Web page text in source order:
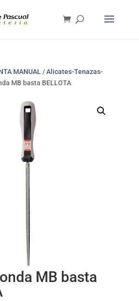
MANUAL /Alicates-Tenazas-
MB basta BELLOTA
MB basta